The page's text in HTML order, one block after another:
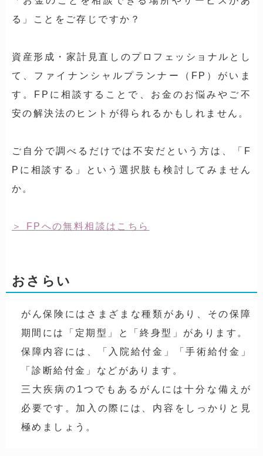
る」ことをご存じですか？
資産形成・家計見直しのプロフェッショナルとし
て、ファイナンシャルプランナー（FP）がいま
す。FPに相談することで、お金のお悩みやご不
安の解決法のヒントが得られるかもしれません。
ご自分で調べるだけでは不安だという方は、「F
Pに相談する」という選択肢も検討してみません
か。
FPへの無料相談はこちら
おさらい
がん保険にはさまざまな種類があり、その保障
期間には「定期型」と「終身型」があります。
保障内容には、「入院給付金」「手術給付金」
「診断給付金」などがあります。
三大疾病の1つでもあるがんには十分な備えが
必要です。加入の際には、内容をしっかりと見
極めましょう。